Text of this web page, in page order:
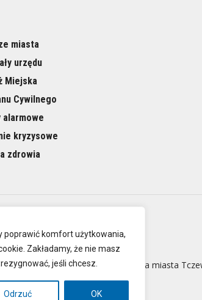
poprawić komfort użytkowania,
Zakładamy, że nie masz
jeśli chcesz.
Odrzuć OK
miasta
urzędu
Miejska
Cywilnego
alarmowe
kryzysowe
zdrowia
O NAS
Oficjalna strona miasta